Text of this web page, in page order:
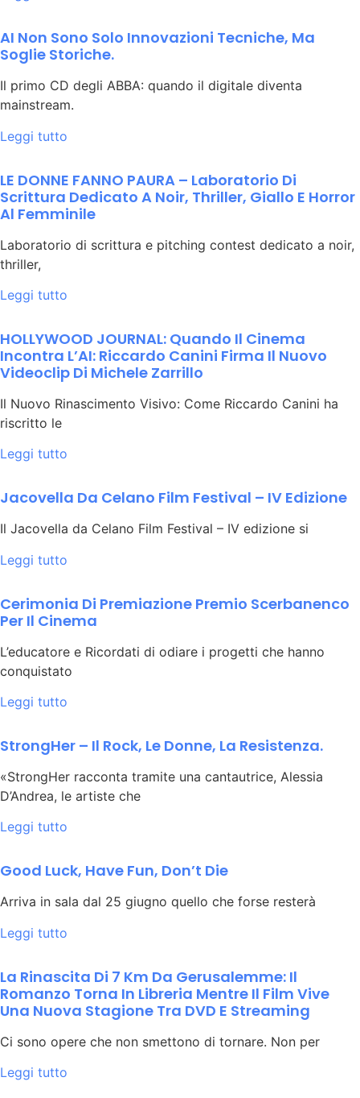
AI Non Sono Solo Innovazioni Tecniche, Ma
Soglie Storiche.
Il primo CD degli ABBA: quando il digitale diventa
mainstream.
Leggi tutto
LE DONNE FANNO PAURA – Laboratorio Di
Scrittura Dedicato A Noir, Thriller, Giallo E Horror
Al Femminile
Laboratorio di scrittura e pitching contest dedicato a noir,
thriller,
Leggi tutto
HOLLYWOOD JOURNAL: Quando Il Cinema
Incontra L’AI: Riccardo Canini Firma Il Nuovo
Videoclip Di Michele Zarrillo
Il Nuovo Rinascimento Visivo: Come Riccardo Canini ha
riscritto le
Leggi tutto
Jacovella Da Celano Film Festival – IV Edizione
Il Jacovella da Celano Film Festival – IV edizione si
Leggi tutto
Cerimonia Di Premiazione Premio Scerbanenco
Per Il Cinema
L’educatore e Ricordati di odiare i progetti che hanno
conquistato
Leggi tutto
StrongHer – Il Rock, Le Donne, La Resistenza.
«StrongHer racconta tramite una cantautrice, Alessia
D’Andrea, le artiste che
Leggi tutto
Good Luck, Have Fun, Don’t Die
Arriva in sala dal 25 giugno quello che forse resterà
Leggi tutto
La Rinascita Di 7 Km Da Gerusalemme: Il
Romanzo Torna In Libreria Mentre Il Film Vive
Una Nuova Stagione Tra DVD E Streaming
Ci sono opere che non smettono di tornare. Non per
Leggi tutto